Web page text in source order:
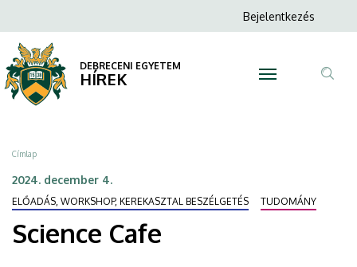
Cafe
|
DEBRECENI
EGYETEM
a
tartalomra
Anonim
menüje
Bejelentkezés
DEBRECENI EGYETEM
HÍREK
Morzsa
Címlap
2024. december 4.
ELŐADÁS, WORKSHOP, KEREKASZTAL BESZÉLGETÉS TUDOMÁNY
Science Cafe